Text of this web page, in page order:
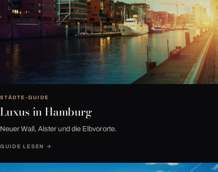
STÄDTE-GUIDE
Luxus in Hamburg
Neuer Wall, Alster und die Elbvororte.
GUIDE LESEN →